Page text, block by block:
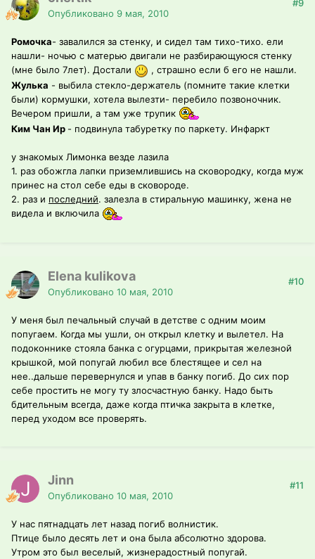
Опубликовано 9 мая, 2010
#9
Ромочка- завалился за стенку, и сидел там тихо-тихо. ели
нашли- ночью с матерью двигали не разбирающуюся стенку
(мне было 7лет). Достали
, страшно если б его не нашли.
Жулька - выбила стекло-держатель (помните такие клетки
были) кормушки, хотела вылезти- перебило позвоночник.
Вечером пришли, а там уже трупик
Ким Чан Ир - подвинула табуретку по паркету. Инфаркт
у знакомых Лимонка везде лазила
1. раз обожгла лапки приземлившись на сковородку, когда муж
принес на стол себе еды в сковороде.
2. раз и последний. залезла в стиральную машинку, жена не
видела и включила
Elena kulikova
Опубликовано 10 мая, 2010
#10
У меня был печальный случай в детстве с одним моим
попугаем. Когда мы ушли, он открыл клетку и вылетел. На
подоконнике стояла банка с огурцами, прикрытая железной
крышкой, мой попугай любил все блестящее и сел на
нее..дальше перевернулся и упав в банку погиб. До сих пор
себе простить не могу ту злосчастную банку. Надо быть
бдительным всегда, даже когда птичка закрыта в клетке,
перед уходом все проверять.
Jinn
Опубликовано 10 мая, 2010
#11
У нас пятнадцать лет назад погиб волнистик.
Птице было десять лет и она была абсолютно здорова.
Утром это был веселый, жизнерадостный попугай.